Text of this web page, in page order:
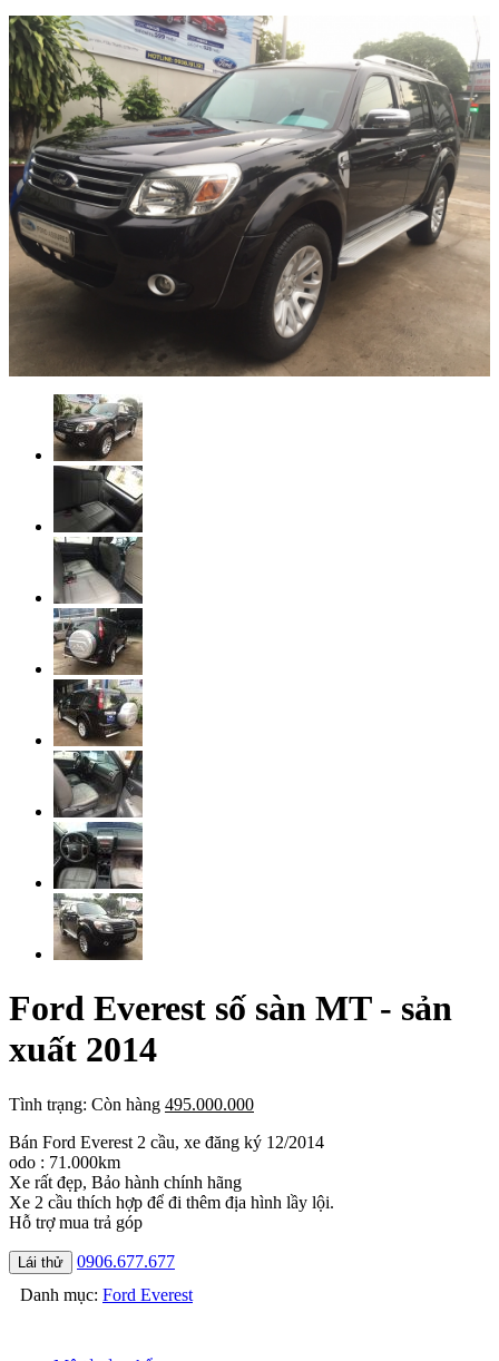
Ford Everest số sàn MT - sản
xuất 2014
Tình trạng: Còn hàng 495.000.000
Bán Ford Everest 2 cầu, xe đăng ký 12/2014
odo : 71.000km
Xe rất đẹp, Bảo hành chính hãng
Xe 2 cầu thích hợp để đi thêm địa hình lầy lội.
Hỗ trợ mua trả góp
Lái thử
0906.677.677
Danh mục: Ford Everest